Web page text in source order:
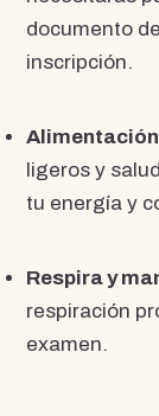
documento
inscripción.
ligeros y
tu energía y
Respira y
respiración
examen.